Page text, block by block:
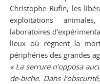
Christophe Rufin, les
exploitations
laboratoires
lieux où règnent la
périphéries des grandes
« La serrure n’opposa
de-biche. Dans